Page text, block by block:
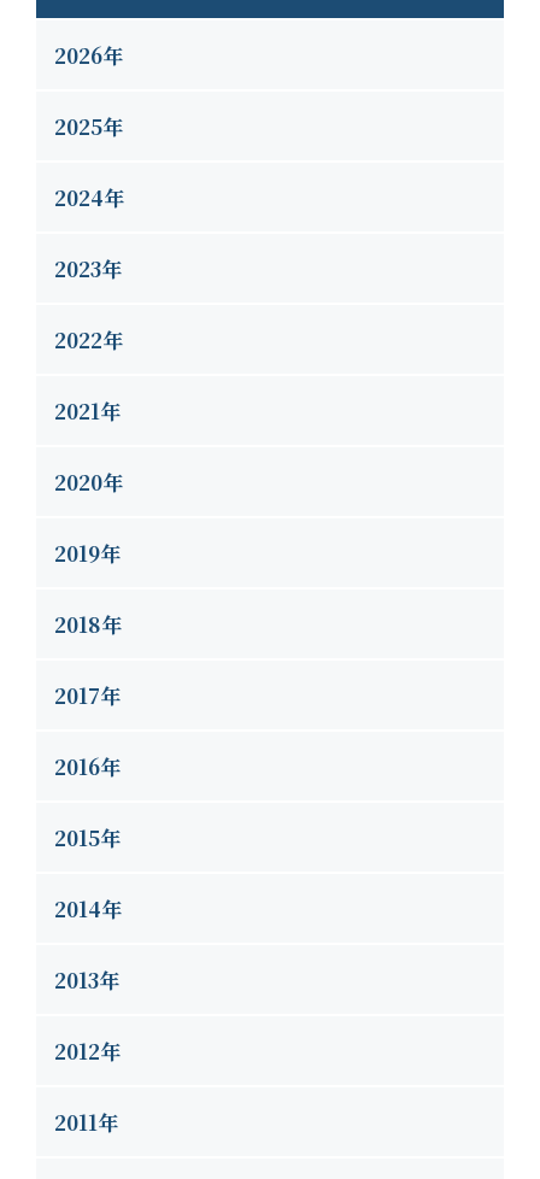
2026年
2025年
2024年
2023年
2022年
2021年
2020年
2019年
2018年
2017年
2016年
2015年
2014年
2013年
2012年
2011年